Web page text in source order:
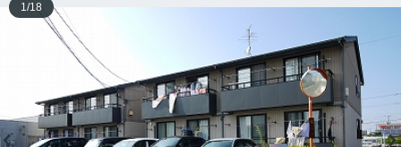
1/18